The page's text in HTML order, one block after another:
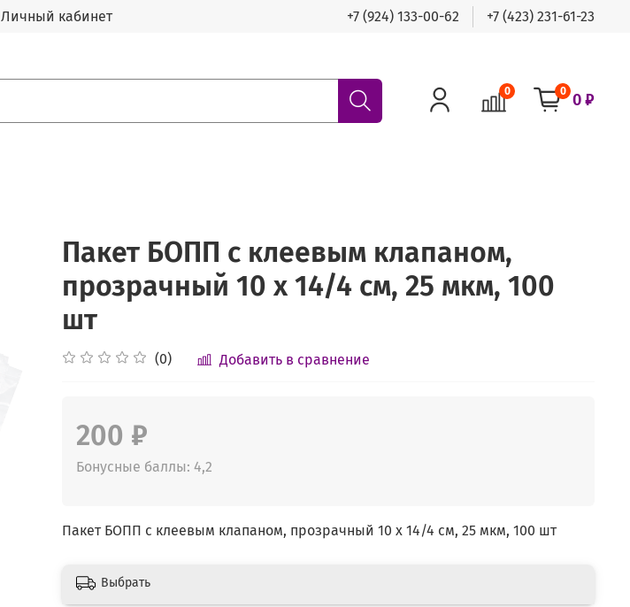
Личный кабинет +7 (924) 133-00-62 +7 (423) 231-61-23
0 0 0 ₽
Пакет БОПП с клеевым клапаном,
прозрачный 10 х 14/4 см, 25 мкм, 100
шт
(0) Добавить в сравнение
200 ₽
Бонусные баллы: 4,2
Пакет БОПП с клеевым клапаном, прозрачный 10 х 14/4 см, 25 мкм, 100 шт
Выбрать